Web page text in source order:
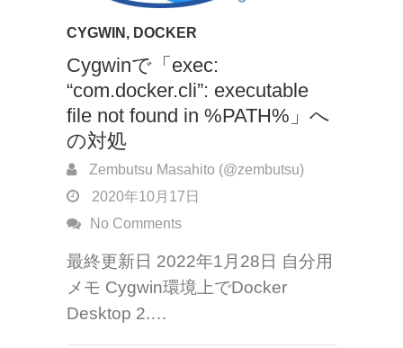
CYGWIN , DOCKER
Cygwinで「exec:
“com.docker.cli”: executable
file not found in %PATH%」へ
の対処
Zembutsu Masahito (@zembutsu)
2020年10月17日
No Comments
最終更新日 2022年1月28日 自分用
メモ Cygwin環境上でDocker
Desktop 2.…